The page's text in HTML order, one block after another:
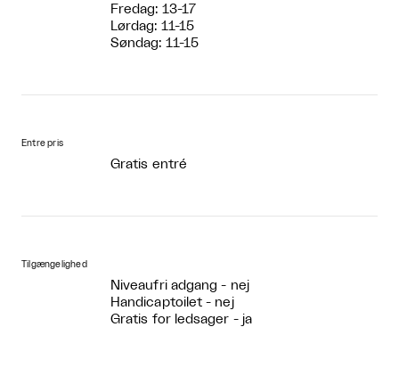
Fredag: 13-17
Lørdag: 11-15
Søndag: 11-15
Entre pris
Gratis entré
Tilgængelighed
Niveaufri adgang - nej
Handicaptoilet - nej
Gratis for ledsager - ja